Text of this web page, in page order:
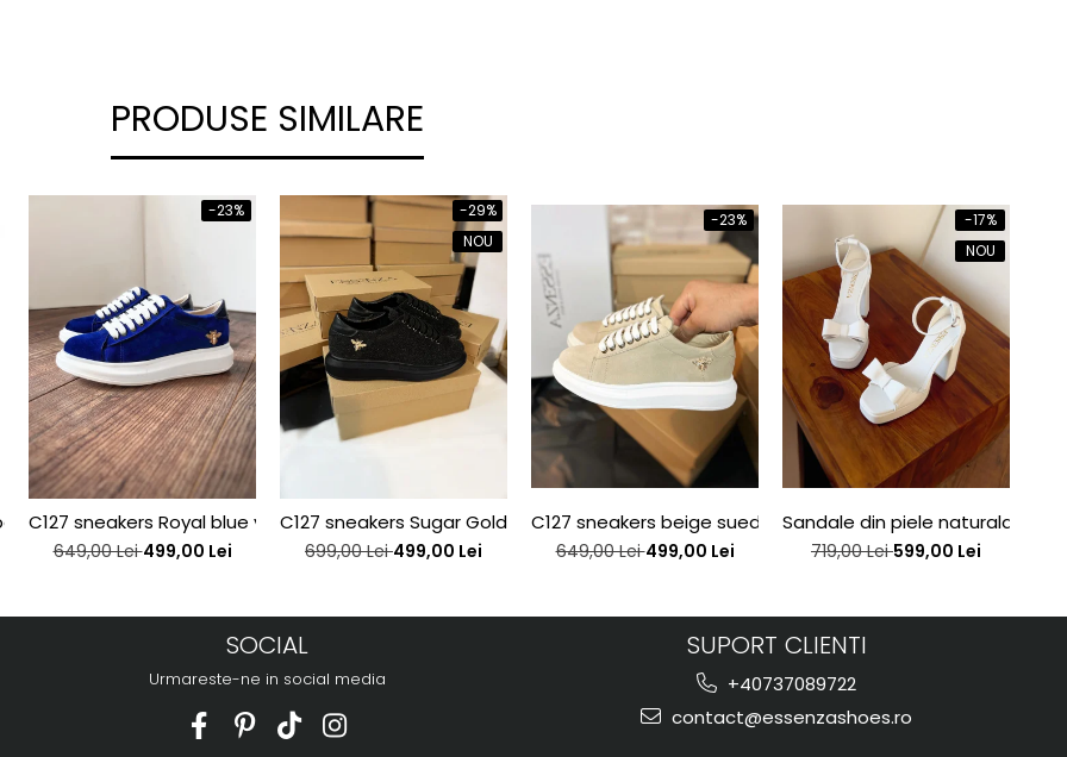
PRODUSE SIMILARE
interior, din piele bronz
-23%
C127 sneakers Royal blue velvet bee edititon
649,00 Lei499,00 Lei
-29%
NOU
C127 sneakers Sugar Gold bee edition
699,00 Lei499,00 Lei
-23%
C127 sneakers beige suede bee
649,00 Lei499,00 Lei
-17%
NOU
Sandale din piele naturala alba
719,00 Lei599,00 Lei
SOCIAL
Urmareste-ne in social media
SUPORT CLIENTI
+40737089722
contact@essenzashoes.ro